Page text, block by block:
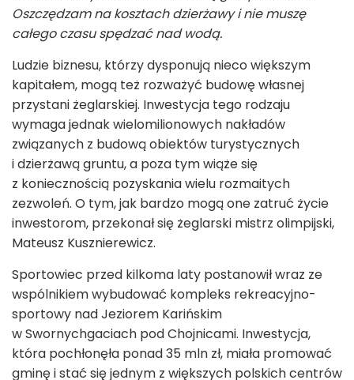
Oszczędzam na kosztach dzierżawy i nie muszę
całego czasu spędzać nad wodą.
Ludzie biznesu, którzy dysponują nieco większym
kapitałem, mogą też rozważyć budowę własnej
przystani żeglarskiej. Inwestycja tego rodzaju
wymaga jednak wielomilionowych nakładów
związanych z budową obiektów turystycznych
i dzierżawą gruntu, a poza tym wiąże się
z koniecznością pozyskania wielu rozmaitych
zezwoleń. O tym, jak bardzo mogą one zatruć życie
inwestorom, przekonał się żeglarski mistrz olimpijski,
Mateusz Kusznierewicz.
Sportowiec przed kilkoma laty postanowił wraz ze
wspólnikiem wybudować kompleks rekreacyjno-
sportowy nad Jeziorem Karińskim
w Swornychgaciach pod Chojnicami. Inwestycja,
która pochłonęła ponad 35 mln zł, miała promować
gminę i stać się jednym z większych polskich centrów